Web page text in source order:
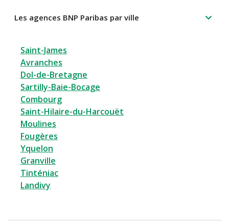
Les agences BNP Paribas par ville
Saint-James
Avranches
Dol-de-Bretagne
Sartilly-Baie-Bocage
Combourg
Saint-Hilaire-du-Harcouët
Moulines
Fougères
Yquelon
Granville
Tinténiac
Landivy